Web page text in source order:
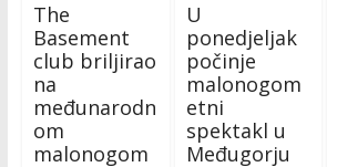
The
Basement
club briljirao
na
međunarodn
om
malonogom
U
ponedjeljak
počinje
malonogom
etni
spektakl u
Međugorju